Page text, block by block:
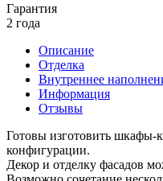
Гарантия
2 года
Описание
Отделка
Внутреннее
Информация
Отзывы
Готовы изготовить шкафы-
конфигурации.
Декор и отделку фасадов